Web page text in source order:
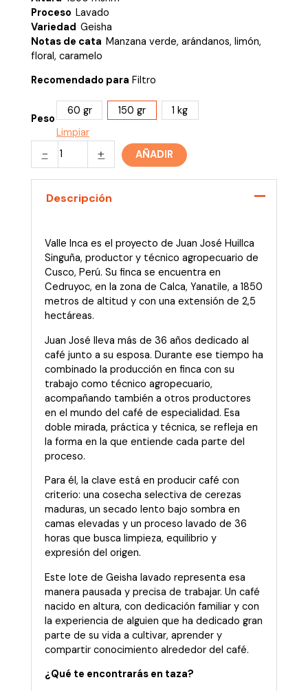
ProcesoLavado
VariedadGeisha
Notas de cataManzana verde, arándanos, limón,
floral, caramelo
Recomendado para Filtro
Peso
60 gr 150 gr
1 kg
Limpiar
-
Huillca,
+ AÑADIR
Descripción
Valle Inca es el proyecto de Juan José Huillca
Singuña, productor y técnico agropecuario de
Cusco, Perú. Su finca se encuentra en
Cedruyoc, en la zona de Calca, Yanatile, a 1850
metros de altitud y con una extensión de 2,5
hectáreas.
Juan José lleva más de 36 años dedicado al
café junto a su esposa. Durante ese tiempo ha
combinado la producción en finca con su
trabajo como técnico agropecuario,
acompañando también a otros productores
en el mundo del café de especialidad. Esa
doble mirada, práctica y técnica, se refleja en
la forma en la que entiende cada parte del
proceso.
Para él, la clave está en producir café con
criterio: una cosecha selectiva de cerezas
maduras, un secado lento bajo sombra en
camas elevadas y un proceso lavado de 36
horas que busca limpieza, equilibrio y
expresión del origen.
Este lote de Geisha lavado representa esa
manera pausada y precisa de trabajar. Un café
nacido en altura, con dedicación familiar y con
la experiencia de alguien que ha dedicado gran
parte de su vida a cultivar, aprender y
compartir conocimiento alrededor del café.
¿Qué te encontrarás en taza?